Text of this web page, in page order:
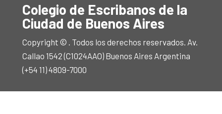
Colegio de Escribanos de la
Ciudad de Buenos Aires
Copyright © . Todos los derechos reservados. Av.
Callao 1542 (C1024AAO) Buenos Aires Argentina
(+54 11) 4809-7000